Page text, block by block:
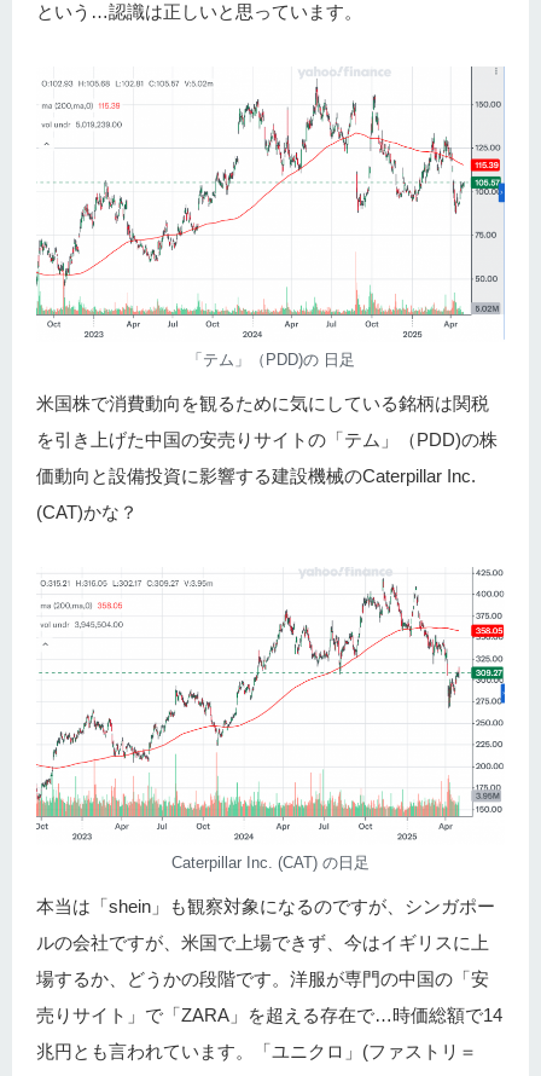
という…認識は正しいと思っています。
「テム」（PDD)の 日足
米国株で消費動向を観るために気にしている銘柄は関税
を引き上げた中国の安売りサイトの「テム」（PDD)の株
価動向と設備投資に影響する建設機械のCaterpillar Inc.
(CAT)かな？
Caterpillar Inc. (CAT) の日足
本当は「shein」も観察対象になるのですが、シンガポー
ルの会社ですが、米国で上場できず、今はイギリスに上
場するか、どうかの段階です。洋服が専門の中国の「安
売りサイト」で「ZARA」を超える存在で…時価総額で14
兆円とも言われています。「ユニクロ」(ファストリ＝